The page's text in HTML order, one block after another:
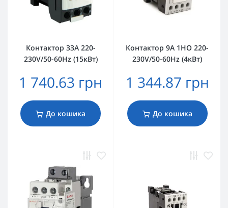
Контактор 33А 220-
230V/50-60Hz (15кВт)
1 740.63 грн
До кошика
Контактор 9А 1НО 220-
230V/50-60Hz (4кВт)
1 344.87 грн
До кошика